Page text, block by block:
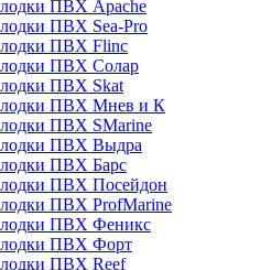
ПВХ Apache
ПВХ Sea-Pro
ПВХ Flinc
ПВХ Солар
ПВХ Skat
ПВХ Мнев и К
ПВХ SMarine
ПВХ Выдра
ПВХ Барс
ПВХ Посейдон
ПВХ ProfMarine
ПВХ Феникс
ПВХ Форт
ПВХ Reef